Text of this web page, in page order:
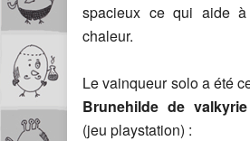
spacieux ce qui aide
chaleur.
Le vainqueur solo a été
Brunehilde de
(jeu playstation) :